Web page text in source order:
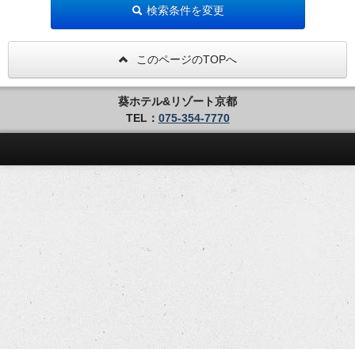
検索条件を変更
このページのTOPへ
葵ホテル&リゾート京都
TEL： 075-354-7770